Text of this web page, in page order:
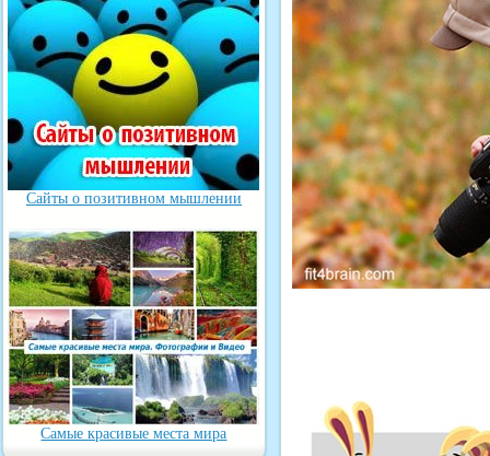
Сайты о позитивном мышлении
Самые красивые места мира